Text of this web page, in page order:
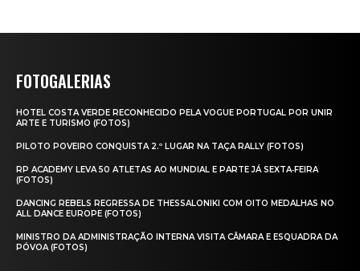
FOTOGALERIAS
HOTEL COSTA VERDE RECONHECIDO PELA VOGUE PORTUGAL POR UNIR
ARTE E TURISMO (FOTOS)
PILOTO POVEIRO CONQUISTA 2.º LUGAR NA TAÇA RALLY (FOTOS)
RP ACADEMY LEVA 50 ATLETAS AO MUNDIAL E PARTE JÁ SEXTA‑FEIRA
(FOTOS)
DANCING REBELS REGRESSA DE THESSALONIKI COM OITO MEDALHAS NO
ALL DANCE EUROPE (FOTOS)
MINISTRO DA ADMINISTRAÇÃO INTERNA VISITA CÂMARA E ESQUADRA DA
PÓVOA (FOTOS)